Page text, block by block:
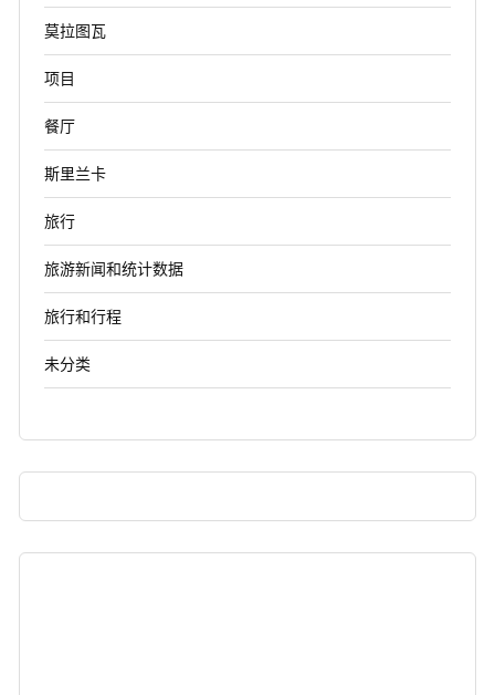
莫拉图瓦
项目
餐厅
斯里兰卡
旅行
旅游新闻和统计数据
旅行和行程
未分类